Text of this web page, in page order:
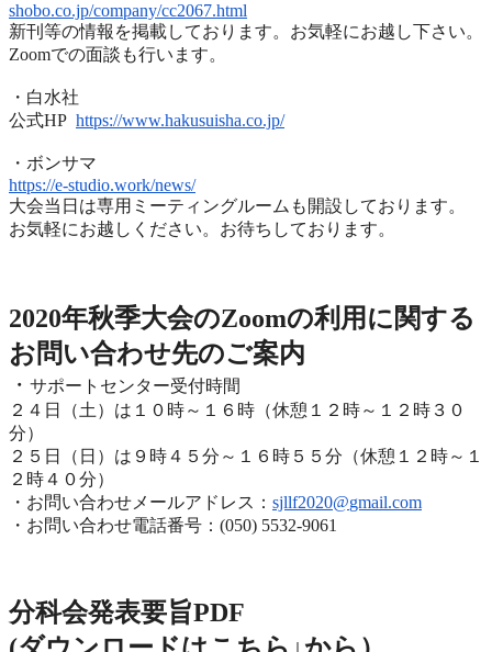
shobo.co.jp/company/cc2067.html
新刊等の情報を掲載しております。お気軽にお越し下さい。
Zoomでの面談も行います。
・白水社
公式HP https://www.hakusuisha.co.jp/
・ボンサマ
https://e-studio.work/news/
大会当日は専用ミーティングルームも開設しております。
お気軽にお越しください。お待ちしております。
2020年秋季大会のZoomの利用に関する
お問い合わせ先のご案内
・ サポートセンター受付時間
２４日（土）は１０時～１６時（休憩１２時～１２時３０
分）
２５日（日）は９時４５分～１６時５５分（休憩１２時～ １
２時４０分）
・お問い合わせメールアドレス： sjllf2020@gmail.com
・お問い合わせ電話番号：(050) 5532-9061
分科会発表要旨PDF